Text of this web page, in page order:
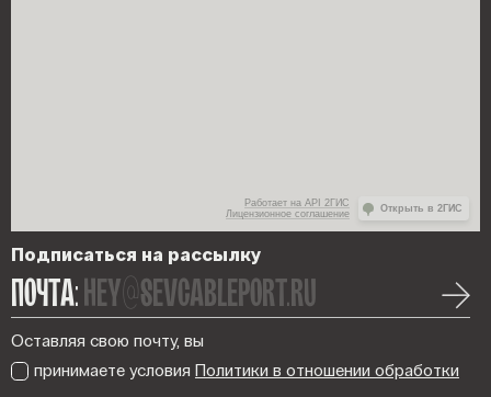
Подписаться на рассылку
ПОЧТА:hey@sevcableport.ru
Оставляя свою почту, вы
принимаете условия Политики в отношении обработки
Работает на API 2ГИС
Лицензионное соглашение
Открыть в 2ГИС